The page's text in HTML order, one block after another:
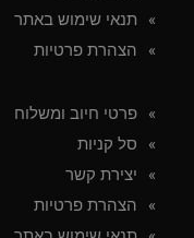
תנאי שימוש באתר
הצהרת פרטיות
פרטי חיוב ומשלוח
סל קניות
יצירת קשר
הצהרת פרטיות